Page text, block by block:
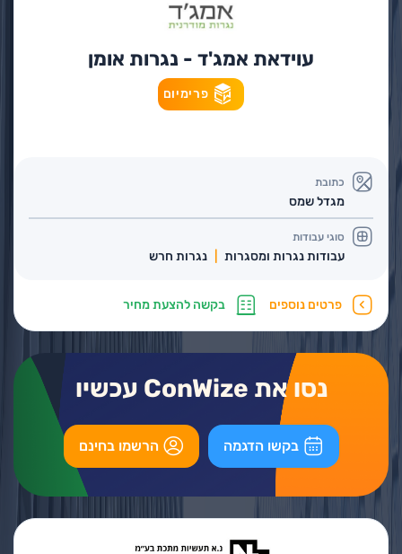
עוידאת אמג'ד - נגרות אומן
פרימיום
כתובת
מגדל שמס
סוגי עבודות
עבודות נגרות ומסגרות נגרות חרש
פרטים נוספים בקשה להצעת מחיר
נסו את ConWize עכשיו
בקשו הדגמה הרשמו בחינם